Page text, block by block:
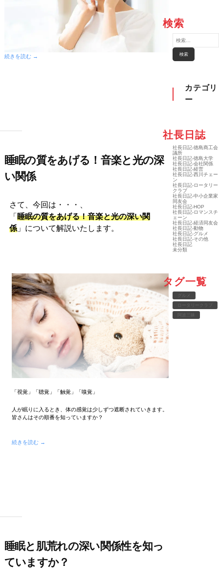
続きを読む →
睡眠の質をあげる！音楽と光の深
い関係
さて、今回は・・・、
「 睡眠の質をあげる！音楽と光の深い関
係」について解説いたします。
「視覚」「聴覚」「触覚」「嗅覚」
人が眠りに入るとき、体の感覚は少しずつ遮断されていきます。
皆さんはその順番を知っていますか？
続きを読む →
睡眠と肌荒れの深い関係性を知っ
ていますか？
検索
索
:
カテゴリ
ー
社長日誌
社長日記-徳島商工会
議所
社長日記-徳島大学
社長日記-会社関係
社長日記-経営
社長日記-西川チェー
ン
社長日記-ロータリー
クラブ
社長日記-中小企業家
同友会
社長日記-HOP
社長日記-ロマンスチ
ェーン
社長日記-経済同友会
社長日記-動物
社長日記-グルメ
社長日記-その他
社長日記
未分類
タグ一覧
グルメ
ロータリークラブ